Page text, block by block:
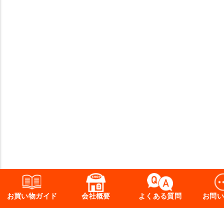
お買い物ガイド 会社概要 よくある質問 お問